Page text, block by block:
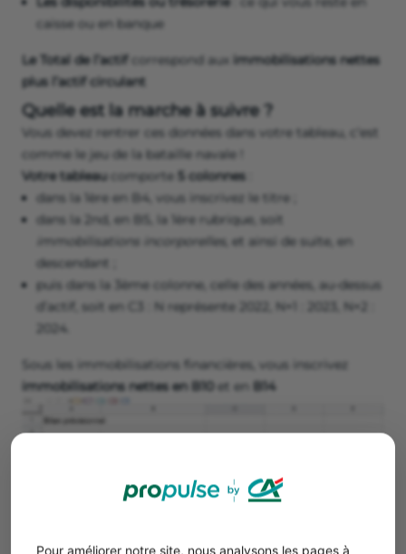
Pour améliorer notre site, nous analysons les pages à
caisse ou en banque
Le Total de l’actif correspond aux immobilisations nettes
plus l’actif circulant
Quelle est la marche à suivre ?
Vous devez rentrer ces données dans votre tableau, c‘est
comme le jeu de la bataille navale !
Votre tableau
comporte 5 colonnes
dans la 1ère en B4, vous inscrivez le titre ;
dans la 2nd, en B5, la 1ère rubrique, soit
immobilisations incorporelles , et ainsi de suite, en
descendant ;
puis dans la 3ème colonne, celle des années, au-dessus
d’actif, soit en C3 : N représente 2022, N+1 : 2023, N+2 :
2024.
Sous les immobilisations financières, vous inscrivez
immobilisations nettes en B10
et en B14